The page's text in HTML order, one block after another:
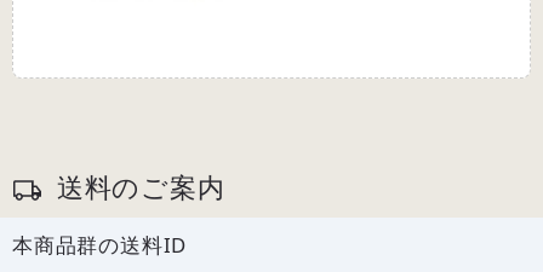
送料のご案内
本商品群の送料ID